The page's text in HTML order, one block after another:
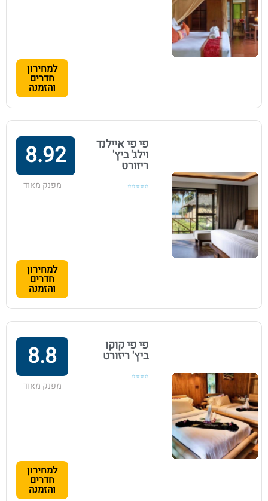
למחירון
חדרים
והזמנה
פי פי איילנד
וילג' ביץ'
ריזורט
⭐⭐⭐⭐⭐
8.92
מפנק מאוד
למחירון
חדרים
והזמנה
פי פי קוקו
ביץ' ריזורט
⭐⭐⭐⭐
8.8
מפנק מאוד
למחירון
חדרים
והזמנה